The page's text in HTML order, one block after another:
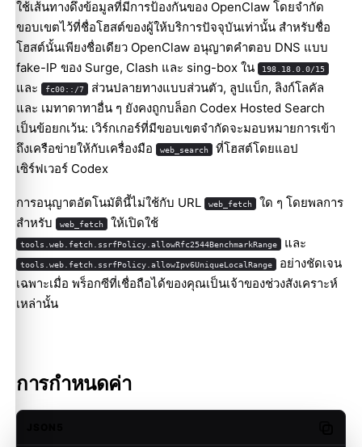
ใช้เส้นทางดึงข้อมูลที่มีการป้องกันของ OpenClaw โดยจำกัด
ขอบเขตไว้ที่ชื่อโฮสต์ของผู้ให้บริการปัจจุบันเท่านั้น สำหรับชื่อ
โฮสต์นั้นเพียงชื่อเดียว OpenClaw อนุญาตคำตอบ DNS แบบ
fake-IP ของ Surge, Clash และ sing-box ใน
198.18.0.0/15
และ fc00::/7 ส่วนปลายทางแบบส่วนตัว, ลูปแบ็ก, ลิงก์โลคัล
และ เมทาดาทาอื่น ๆ ยังคงถูกบล็อก Codex Hosted Search
เป็นข้อยกเว้น: เวิร์กเกอร์ที่มีขอบเขตจำกัดจะมอบหมายการเข้า
ถึงเครือข่ายให้กับเครื่องมือ
web_search ที่โฮสต์โดยแอป
เซิร์ฟเวอร์ Codex
การอนุญาตอัตโนมัตินี้ไม่ใช้กับ URL web_fetch ใด ๆ โดยพลการ
สำหรับ
web_fetch ให้เปิดใช้
tools.web.fetch.ssrfPolicy.allowRfc2544BenchmarkRange และ
tools.web.fetch.ssrfPolicy.allowIpv6UniqueLocalRange อย่างชัดเจน
เฉพาะเมื่อ พร็อกซีที่เชื่อถือได้ของคุณเป็นเจ้าของช่วงสังเคราะห์
เหล่านั้น
การกำหนดค่า